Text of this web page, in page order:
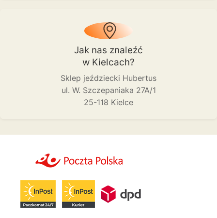
Jak nas znaleźć
w Kielcach?
Sklep jeździecki Hubertus
ul. W. Szczepaniaka 27A/1
25-118 Kielce